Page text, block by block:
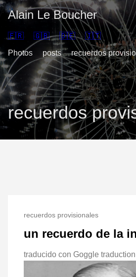
Alain Le Boucher
🇫🇷 🇬🇧 🇩🇪
🇮🇹
Photos
posts recuerdos
recuerdos
recuerdos provisionales
un recuerdo de la
traducido con Goggle traduction